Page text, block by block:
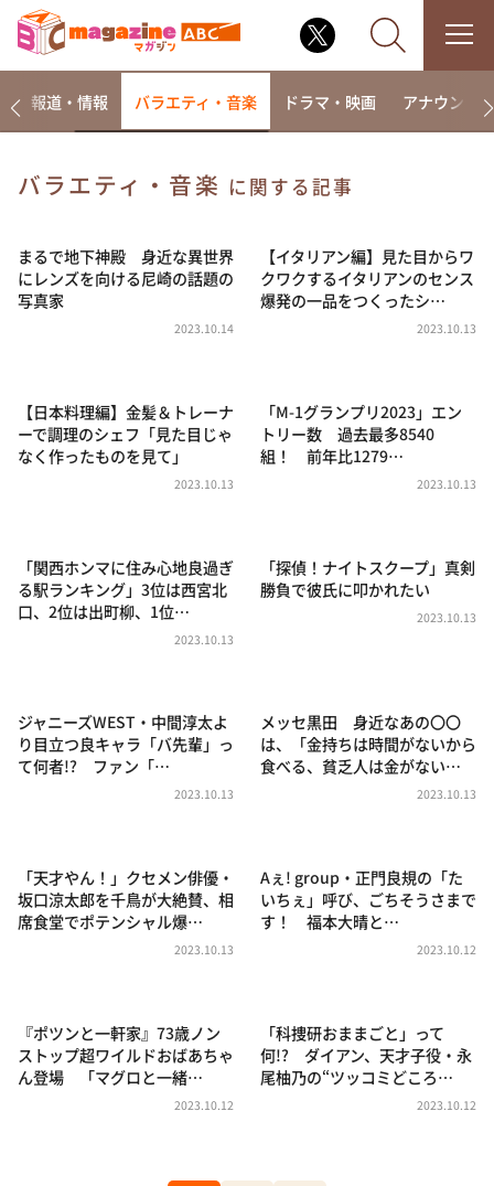
相席食堂
これ余談なんですけど・・・
～人生密着トークバラエティ！～ やすとものいたっ
news おかえり
河合＆A.B.C-Z塚田×福井アナ「なんでやねん！？」
（news おかえり）
朝だ！生です旅サラダ
教えて！ニュースライブ 正義のミカタ
ポツンと一軒家
ザキ山小屋本館
報道・情報 バラエティ・音楽 ドラマ・映画 アナウンサー
バラエティ・音楽 に関する記事
まるで地下神殿 身近な異世界
にレンズを向ける尼崎の話題の
写真家
2023.10.14
【イタリアン編】見た目からワ
クワクするイタリアンのセンス
爆発の一品をつくったシ…
2023.10.13
【日本料理編】金髪＆トレーナ
ーで調理のシェフ「見た目じゃ
なく作ったものを見て」
2023.10.13
「M-1グランプリ2023」エン
トリー数 過去最多8540
組！ 前年比1279…
2023.10.13
「関西ホンマに住み心地良過ぎ
る駅ランキング」3位は西宮北
口、2位は出町柳、1位…
2023.10.13
「探偵！ナイトスクープ」真剣
勝負で彼氏に叩かれたい
2023.10.13
ジャニーズWEST・中間淳太よ
り目立つ良キャラ「バ先輩」っ
て何者!? ファン「…
2023.10.13
メッセ黒田 身近なあの〇〇
は、「金持ちは時間がないから
食べる、貧乏人は金がない…
2023.10.13
「天才やん！」クセメン俳優・
坂口涼太郎を千鳥が大絶賛、相
席食堂でポテンシャル爆…
2023.10.13
Aぇ! group・正門良規の「た
いちぇ」呼び、ごちそうさまで
す！ 福本大晴と…
2023.10.12
『ポツンと一軒家』73歳ノン
ストップ超ワイルドおばあちゃ
ん登場 「マグロと一緒…
2023.10.12
「科捜研おままごと」って
何!? ダイアン、天才子役・永
尾柚乃の“ツッコミどころ…
2023.10.12